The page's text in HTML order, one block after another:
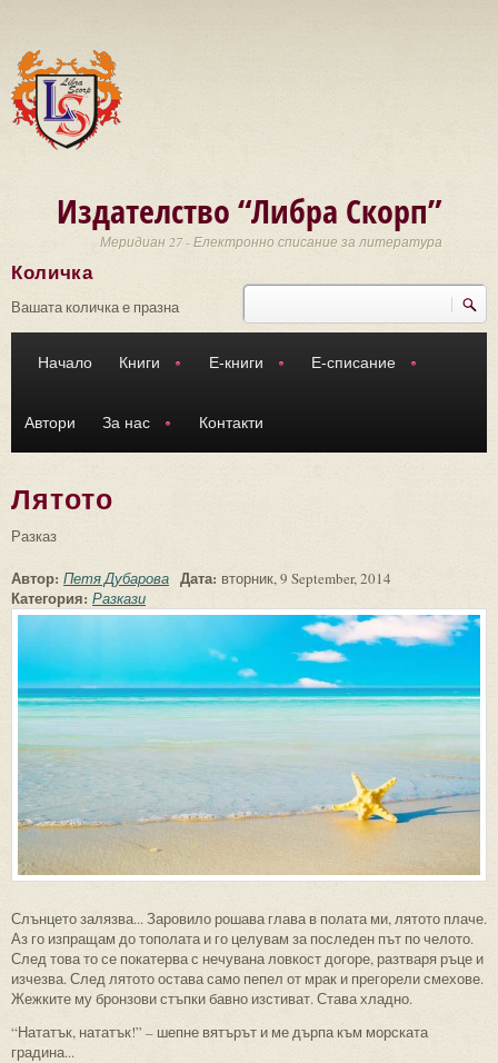
Издателство “Либра Скорп”
Меридиан 27 - Електронно списание за литература
Търси
Количка
Вашата количка е празна
Начало Книги Е-книги Е-списание
Автори За нас Контакти
Лятото
Разказ
Автор: Петя Дубарова Дата: вторник, 9 September, 2014
Категория: Разкази
Слънцето залязва... Заровило рошава глава в полата ми, лятото плаче.
Аз го изпращам до тополата и го целувам за последен път по челото.
След това то се покатерва с нечувана ловкост догоре, разтваря ръце и
изчезва. След лятото остава само пепел от мрак и прегорели смехове.
Жежките му бронзови стъпки бавно изстиват. Става хладно.
“Нататък, нататък!” – шепне вятърът и ме дърпа към морската
градина...